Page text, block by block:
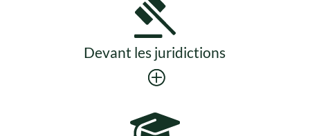
Devant les juridictions